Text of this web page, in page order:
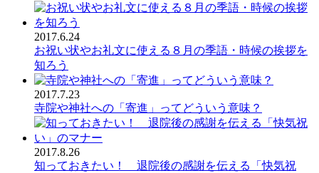
2017.6.24
お祝い状やお礼文に使える８月の季語・時候の挨拶を
知ろう
2017.7.23
寺院や神社への「寄進」ってどういう意味？
2017.8.26
知っておきたい！ 退院後の感謝を伝える「快気祝